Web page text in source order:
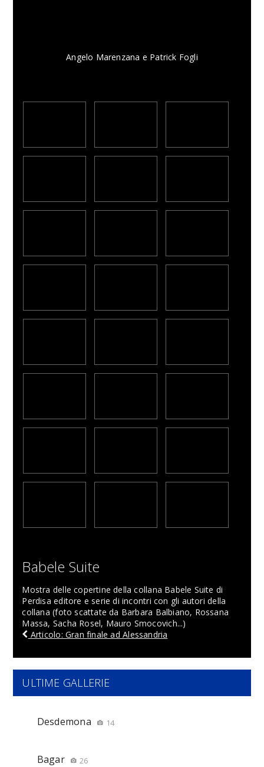
Angelo Marenzana e Patrick Fogli
Babele Suite
Mostra delle copertine della collana Babele Suite di
Perdisa editore e serie di incontri con gli autori della
collana (foto scattate da Barbara Balbiano, Rossana
Massa, Sacha Rosel, Mauro Smocovich...)
Articolo: Gran finale ad Alessandria
ULTIME GALLERIE
Desdemona 14
Bagar 26